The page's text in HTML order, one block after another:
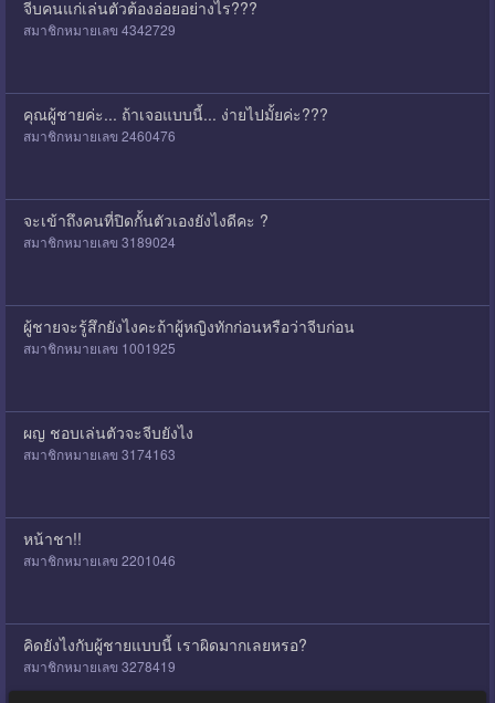
จีบคนแก่เล่นตัวต้องอ่อยอย่างไร???
สมาชิกหมายเลข 4342729
คุณผู้ชายค่ะ... ถ้าเจอแบบนี้... ง่ายไปมั้ยค่ะ???
สมาชิกหมายเลข 2460476
จะเข้าถึงคนที่ปิดกั้นตัวเองยังไงดีคะ ?
สมาชิกหมายเลข 3189024
ผู้ชายจะรู้สึกยังไงคะถ้าผู้หญิงทักก่อนหรือว่าจีบก่อน
สมาชิกหมายเลข 1001925
ผญ ชอบเล่นตัวจะจีบยังไง
สมาชิกหมายเลข 3174163
หน้าชา!!
สมาชิกหมายเลข 2201046
คิดยังไงกับผู้ชายแบบนี้ เราผิดมากเลยหรอ?
สมาชิกหมายเลข 3278419